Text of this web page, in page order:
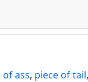
of ass, piece of tail,